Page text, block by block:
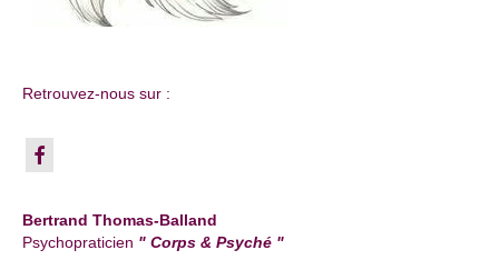
Retrouvez-nous sur :
Bertrand Thomas-Balland
Psychopraticien " Corps & Psyché "